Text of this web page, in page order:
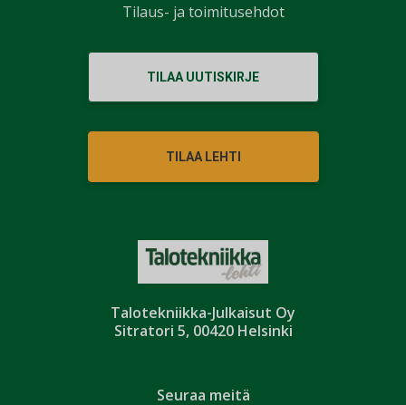
Talotekniikka-Julkaisut Oy
Sitratori 5, 00420 Helsinki
TILAA UUTISKIRJE
TILAA LEHTI
Seuraa meitä
Tilaus- ja toimitusehdot